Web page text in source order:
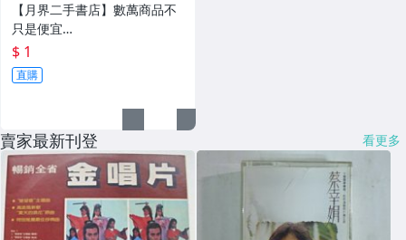
【月界二手書店】數萬商品不
只是便宜…
$ 1
直購
賣家最新刊登 看更多